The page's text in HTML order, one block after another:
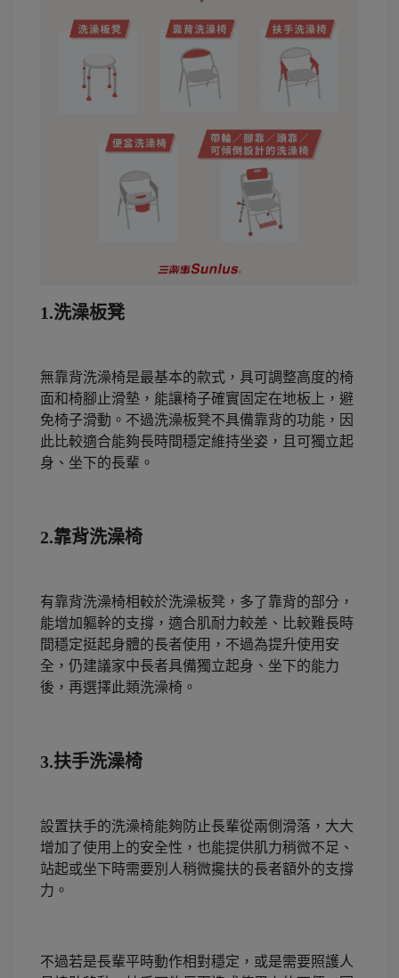
1.洗澡板凳
無靠背洗澡椅是最基本的款式，具可調整高度的椅
面和椅腳止滑墊，能讓椅子確實固定在地板上，避
免椅子滑動。不過洗澡板凳不具備靠背的功能，因
此比較適合能夠長時間穩定維持坐姿，且可獨立起
身、坐下的長輩。
2.靠背洗澡椅
有靠背洗澡椅相較於洗澡板凳，多了靠背的部分，
能增加軀幹的支撐，適合肌耐力較差、比較難長時
間穩定挺起身體的長者使用，不過為提升使用安
全，仍建議家中長者具備獨立起身、坐下的能力
後，再選擇此類洗澡椅。
3.扶手洗澡椅
設置扶手的洗澡椅能夠防止長輩從兩側滑落，大大
增加了使用上的安全性，也能提供肌力稍微不足、
站起或坐下時需要別人稍微攙扶的長者額外的支撐
力。
不過若是長輩平時動作相對穩定，或是需要照護人